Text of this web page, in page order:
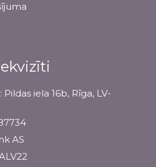
iela 16b, Rīga, LV-
AS